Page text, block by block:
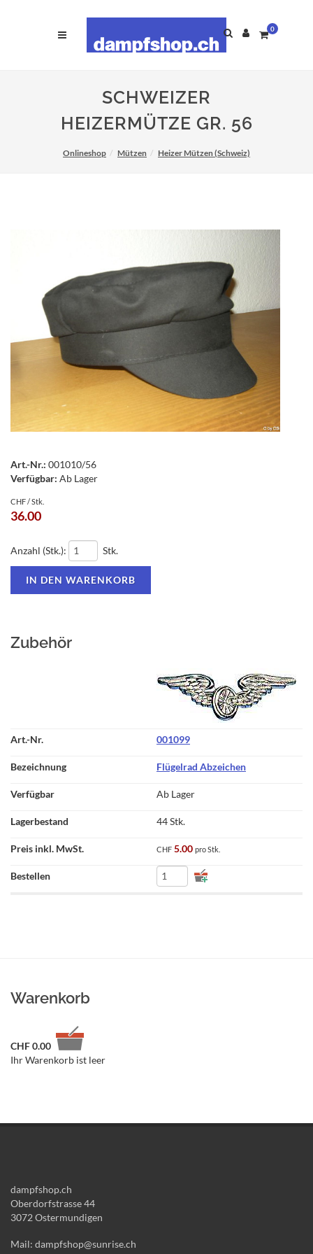
0
SCHWEIZER
HEIZERMÜTZE GR. 56
Onlineshop Mützen Heizer Mützen (Schweiz)
Art.-Nr.: 001010/56
Verfügbar: Ab Lager
CHF / Stk.
36.00
Anzahl (Stk.): Stk.
Zubehör
001099
Flügelrad Abzeichen
Ab Lager
44 Stk.
CHF 5.00 pro Stk.
Warenkorb
CHF0.00
Ihr Warenkorb ist leer
dampfshop.ch
Oberdorfstrasse 44
3072 Ostermundigen
Mail: dampfshop@sunrise.ch